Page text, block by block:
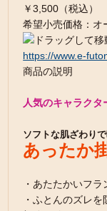
￥3,500（税込）
希望小売価格：オ
https://www.e-
商品の説明
人気のキャラクタ
ソフトな肌ざわりで
あったか
・あたたかいフ
・ふとんのズレ